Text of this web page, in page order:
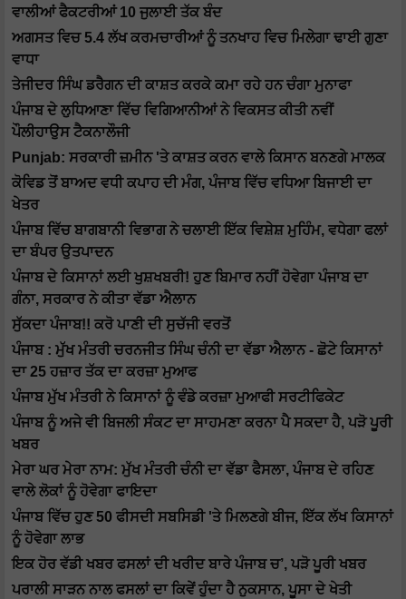
ਵਾਲੀਆਂ ਫੈਕਟਰੀਆਂ 10 ਜੁਲਾਈ ਤੱਕ ਬੰਦ
ਅਗਸਤ ਵਿਚ 5.4 ਲੱਖ ਕਰਮਚਾਰੀਆਂ ਨੂੰ ਤਨਖਾਹ ਵਿਚ ਮਿਲੇਗਾ ਢਾਈ ਗੁਣਾ
ਵਾਧਾ
ਤੇਜੀਦਰ ਸਿੰਘ ਡਰੈਗਨ ਦੀ ਕਾਸ਼ਤ ਕਰਕੇ ਕਮਾ ਰਹੇ ਹਨ ਚੰਗਾ ਮੁਨਾਫਾ
ਪੰਜਾਬ ਦੇ ਲੁਧਿਆਣਾ ਵਿੱਚ ਵਿਗਿਆਨੀਆਂ ਨੇ ਵਿਕਸਤ ਕੀਤੀ ਨਵੀਂ
ਪੌਲੀਹਾਉਸ ਟੈਕਨਾਲੌਜੀ
Punjab: ਸਰਕਾਰੀ ਜ਼ਮੀਨ 'ਤੇ ਕਾਸ਼ਤ ਕਰਨ ਵਾਲੇ ਕਿਸਾਨ ਬਨਣਗੇ ਮਾਲਕ
ਕੋਵਿਡ ਤੋਂ ਬਾਅਦ ਵਧੀ ਕਪਾਹ ਦੀ ਮੰਗ, ਪੰਜਾਬ ਵਿੱਚ ਵਧਿਆ ਬਿਜਾਈ ਦਾ
ਖੇਤਰ
ਪੰਜਾਬ ਵਿੱਚ ਬਾਗਬਾਨੀ ਵਿਭਾਗ ਨੇ ਚਲਾਈ ਇੱਕ ਵਿਸ਼ੇਸ਼ ਮੁਹਿੰਮ, ਵਧੇਗਾ ਫਲਾਂ
ਦਾ ਬੰਪਰ ਉਤਪਾਦਨ
ਪੰਜਾਬ ਦੇ ਕਿਸਾਨਾਂ ਲਈ ਖੁਸ਼ਖਬਰੀ! ਹੁਣ ਬਿਮਾਰ ਨਹੀਂ ਹੋਵੇਗਾ ਪੰਜਾਬ ਦਾ
ਗੰਨਾ, ਸਰਕਾਰ ਨੇ ਕੀਤਾ ਵੱਡਾ ਐਲਾਨ
ਸੁੱਕਦਾ ਪੰਜਾਬ!! ਕਰੋ ਪਾਣੀ ਦੀ ਸੁਚੱਜੀ ਵਰਤੋਂ
ਪੰਜਾਬ : ਮੁੱਖ ਮੰਤਰੀ ਚਰਨਜੀਤ ਸਿੰਘ ਚੰਨੀ ਦਾ ਵੱਡਾ ਐਲਾਨ - ਛੋਟੇ ਕਿਸਾਨਾਂ
ਦਾ 25 ਹਜ਼ਾਰ ਤੱਕ ਦਾ ਕਰਜ਼ਾ ਮੁਆਫ
ਪੰਜਾਬ ਮੁੱਖ ਮੰਤਰੀ ਨੇ ਕਿਸਾਨਾਂ ਨੂੰ ਵੰਡੇ ਕਰਜ਼ਾ ਮੁਆਫੀ ਸਰਟੀਫਿਕੇਟ
ਪੰਜਾਬ ਨੂੰ ਅਜੇ ਵੀ ਬਿਜਲੀ ਸੰਕਟ ਦਾ ਸਾਹਮਣਾ ਕਰਨਾ ਪੈ ਸਕਦਾ ਹੈ, ਪੜੋ ਪੂਰੀ
ਖਬਰ
ਮੇਰਾ ਘਰ ਮੇਰਾ ਨਾਮ: ਮੁੱਖ ਮੰਤਰੀ ਚੰਨੀ ਦਾ ਵੱਡਾ ਫੈਸਲਾ, ਪੰਜਾਬ ਦੇ ਰਹਿਣ
ਵਾਲੇ ਲੋਕਾਂ ਨੂੰ ਹੋਵੇਗਾ ਫਾਇਦਾ
ਪੰਜਾਬ ਵਿੱਚ ਹੁਣ 50 ਫੀਸਦੀ ਸਬਸਿਡੀ 'ਤੇ ਮਿਲਣਗੇ ਬੀਜ, ਇੱਕ ਲੱਖ ਕਿਸਾਨਾਂ
ਨੂੰ ਹੋਵੇਗਾ ਲਾਭ
ਇਕ ਹੋਰ ਵੱਡੀ ਖਬਰ ਫਸਲਾਂ ਦੀ ਖਰੀਦ ਬਾਰੇ ਪੰਜਾਬ ਚ’, ਪੜੋ ਪੂਰੀ ਖਬਰ
ਪਰਾਲੀ ਸਾੜਨ ਨਾਲ ਫਸਲਾਂ ਦਾ ਕਿਵੇਂ ਹੁੰਦਾ ਹੈ ਨੁਕਸਾਨ, ਪੂਸਾ ਦੇ ਖੇਤੀ